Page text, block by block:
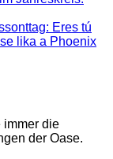
Eres tú
lika a Phoenix
immer die
der Oase.